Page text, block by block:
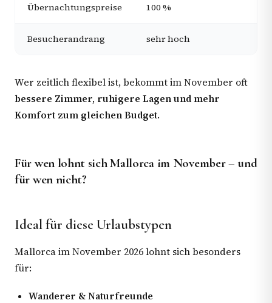
Übernachtungspreise 100 %
Besucherandrang sehr hoch
Wer zeitlich flexibel ist, bekommt im November oft
bessere Zimmer, ruhigere Lagen und mehr
Komfort zum gleichen Budget.
Für wen lohnt sich Mallorca im November – und
für wen nicht?
Ideal für diese Urlaubstypen
Mallorca im November 2026 lohnt sich besonders
für:
Wanderer & Naturfreunde